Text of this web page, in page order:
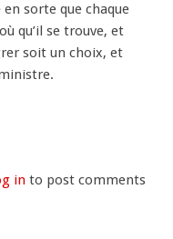
sorte que chaque
qu’il se trouve, et
soit un choix, et
in to post comments